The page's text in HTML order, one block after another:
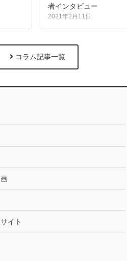
者インタビュー
2021年2月11日
コラム記事一覧
イト